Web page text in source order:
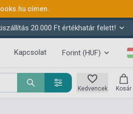
címen.
20.000 Ft értékhatár felett!
Kapcsolat Forint (HUF)
Kedvencek Kosár